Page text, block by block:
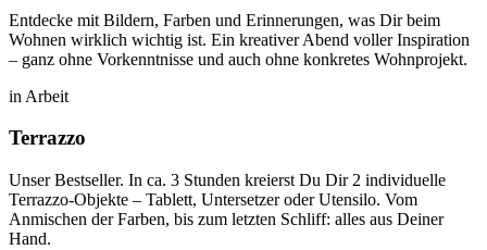
Entdecke mit Bildern, Farben und Erinnerungen, was Dir beim
Wohnen wirklich wichtig ist. Ein kreativer Abend voller Inspiration
– ganz ohne Vorkenntnisse und auch ohne konkretes Wohnprojekt.
in Arbeit
Terrazzo
Unser Bestseller. In ca. 3 Stunden kreierst Du Dir 2 individuelle
Terrazzo-Objekte – Tablett, Untersetzer oder Utensilo. Vom
Anmischen der Farben, bis zum letzten Schliff: alles aus Deiner
Hand.